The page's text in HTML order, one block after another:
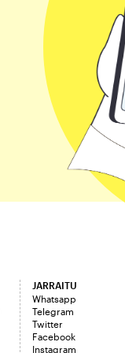
JARRAITU
Whatsapp
Telegram
Twitter
Facebook
Instagram